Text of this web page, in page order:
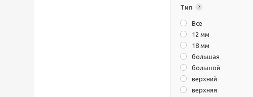
Тип ?
Все
12 мм
18 мм
большая
большой
верхний
верхняя